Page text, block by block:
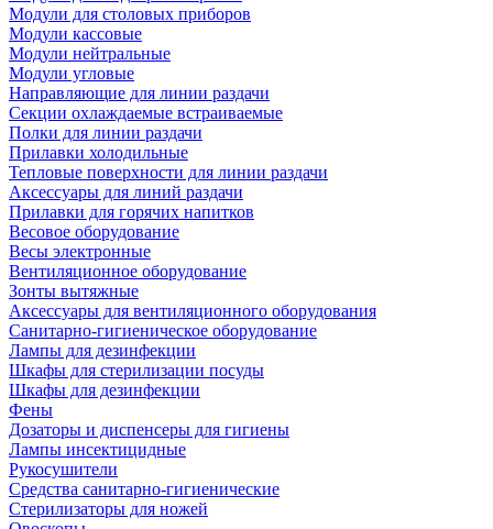
Модули для столовых приборов
Модули кассовые
Модули нейтральные
Модули угловые
Направляющие для линии раздачи
Секции охлаждаемые встраиваемые
Полки для линии раздачи
Прилавки холодильные
Тепловые поверхности для линии раздачи
Аксессуары для линий раздачи
Прилавки для горячих напитков
Весовое оборудование
Весы электронные
Вентиляционное оборудование
Зонты вытяжные
Аксессуары для вентиляционного оборудования
Санитарно-гигиеническое оборудование
Лампы для дезинфекции
Шкафы для стерилизации посуды
Шкафы для дезинфекции
Фены
Дозаторы и диспенсеры для гигиены
Лампы инсектицидные
Рукосушители
Средства санитарно-гигиенические
Стерилизаторы для ножей